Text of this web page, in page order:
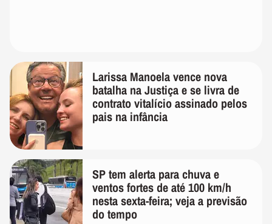
Larissa Manoela vence nova
batalha na Justiça e se livra de
contrato vitalício assinado pelos
pais na infância
SP tem alerta para chuva e
ventos fortes de até 100 km/h
nesta sexta-feira; veja a previsão
do tempo